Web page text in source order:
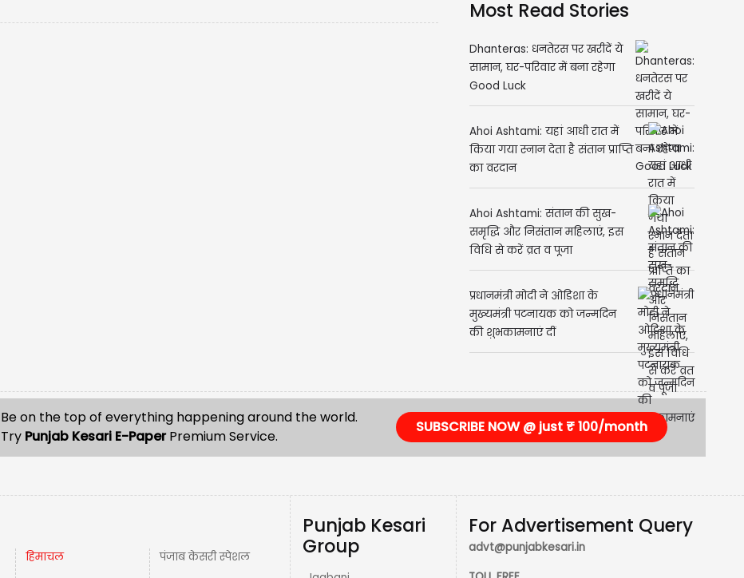
Most Read Stories
Dhanteras: धनतेरस पर खरीदें ये
सामान, घर-परिवार में बना रहेगा
Ahoi Ashtami: यहां आधी रात में
किया गया स्नान देता है संतान प्राप्ति
Ahoi Ashtami: संतान की सुख-
समृद्धि और निसंतान महिलाएं, इस
प्रधानमंत्री मोदी ने ओडिशा के
मुख्यमंत्री पटनायक को जन्मदिन
Be on the top of everything happening around the world.
SUBSCRIBE NOW @ just ₹ 100/month
Punjab Kesari
For Advertisement Query